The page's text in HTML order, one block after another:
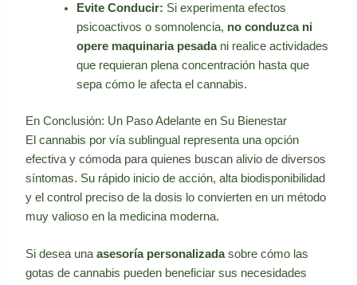
Evite Conducir: Si experimenta efectos
psicoactivos o somnolencia, no conduzca ni
opere maquinaria pesadani realice actividades
que requieran plena concentración hasta que
sepa cómo le afecta el cannabis.
En Conclusión: Un Paso Adelante en Su Bienestar
El cannabis por vía sublingual representa una opción
efectiva y cómoda para quienes buscan alivio de diversos
síntomas. Su rápido inicio de acción, alta biodisponibilidad
y el control preciso de la dosis lo convierten en un método
muy valioso en la medicina moderna.
Si desea unaasesoría personalizadasobre cómo las
gotas de cannabis pueden beneficiar sus necesidades